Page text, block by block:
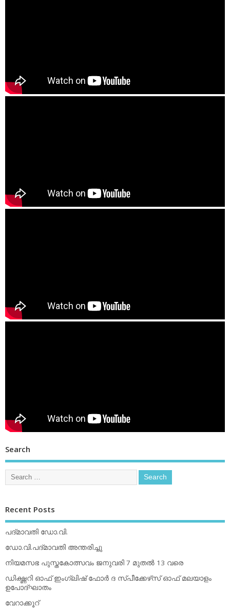
Search
Recent Posts
പദ്മാവതി ഡോ.വി.
ഡോ.വി.പദ്മാവതി അന്തരിച്ചു
നിയമസഭ പുസ്തകോത്സവം ജനുവരി 7 മുതല്‍ 13 വരെ
ഡിക്ഷ്ണറി ഓഫ് ഇംഗ്ലിഷ് ഫോര്‍ ദ സ്പീക്കേഴ്‌സ് ഓഫ് മലയാളം
ഉപോദ്ഘാതം
വേറാക്കൂറ്